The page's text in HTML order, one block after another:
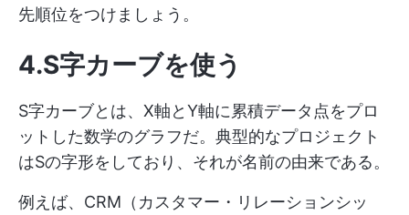
先順位をつけましょう。
4.S字カーブを使う
S字カーブとは、X軸とY軸に累積データ点をプロ
ットした数学のグラフだ。典型的なプロジェクト
はSの字形をしており、それが名前の由来である。
例えば、CRM（カスタマー・リレーションシッ